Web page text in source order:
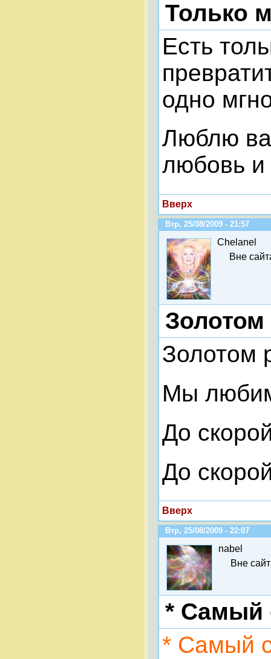
Только
Есть
одно
Люблю
любовь и
Вверх
Втр, 25/08/2009 - 21:57
Chelanel
Вне
Золотом
Мы
До
До
Вверх
Втр, 25/08/2009 - 22:07
nabel
Вне
* Самый
* Самый